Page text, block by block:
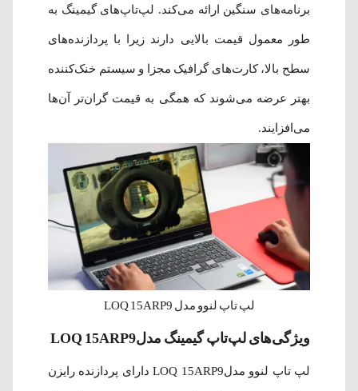
برنامه‌های سنگین ارائه می‌کند. لپ‌تاپ‌‌های گیمینگ به
طور معمول قیمت بالایی دارند زیرا با پردازنده‌های
سطح بالا، کارت‌های گرافیک مجزا و سیستم خنک‌کننده
بهتر عرضه می‌شوند که همگی به قیمت گران‌تر آن‌ها
می‌افزایند.
لپ تاپ لنوو مدل LOQ 15ARP9
ویژگی‌های لپ‌تاپ‌ گیمینگ مدلLOQ 15ARP9
لپ تاپ لنوو مدلLOQ 15ARP9 دارای پردازنده رایزن